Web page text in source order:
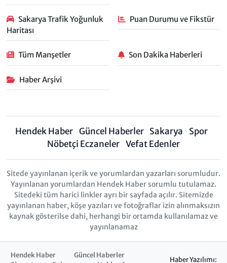
Sakarya Trafik Yoğunluk
Haritası
Puan Durumu ve Fikstür
Tüm Manşetler Son Dakika Haberleri
Haber Arşivi
Hendek Haber Güncel Haberler Sakarya
Spor
Nöbetçi Eczaneler Vefat Edenler
Sitede yayınlanan içerik ve yorumlardan yazarları sorumludur.
Yayınlanan yorumlardan Hendek Haber sorumlu tutulamaz.
Sitedeki tüm harici linkler ayrı bir sayfada açılır. Sitemizde
yayınlanan haber, köşe yazıları ve fotoğraflar izin alınmaksızın
kaynak gösterilse dahi, herhangi bir ortamda kullanılamaz ve
yayınlanamaz
Hendek Haber
Güncel Haberler
Haber Yazılımı: